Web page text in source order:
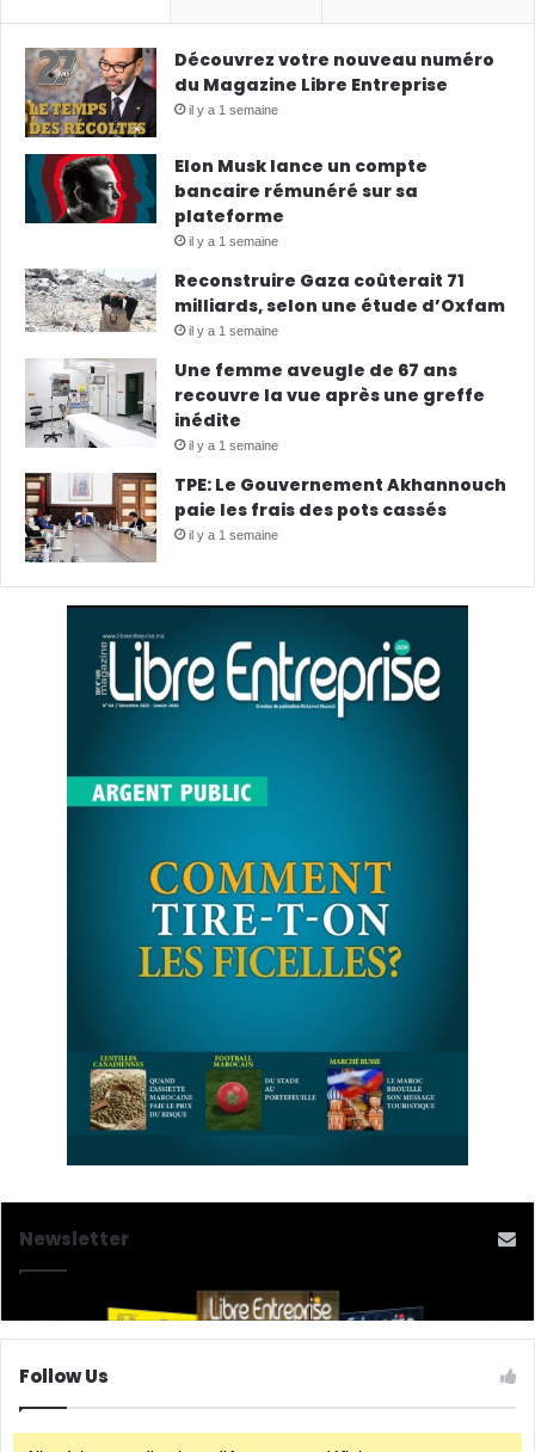
Découvrez votre nouveau numéro
du Magazine Libre Entreprise
il y a 1 semaine
Elon Musk lance un compte
bancaire rémunéré sur sa
plateforme
il y a 1 semaine
Reconstruire Gaza coûterait 71
milliards, selon une étude d’Oxfam
il y a 1 semaine
Une femme aveugle de 67 ans
recouvre la vue après une greffe
inédite
il y a 1 semaine
TPE: Le Gouvernement Akhannouch
paie les frais des pots cassés
il y a 1 semaine
Newsletter
Follow Us